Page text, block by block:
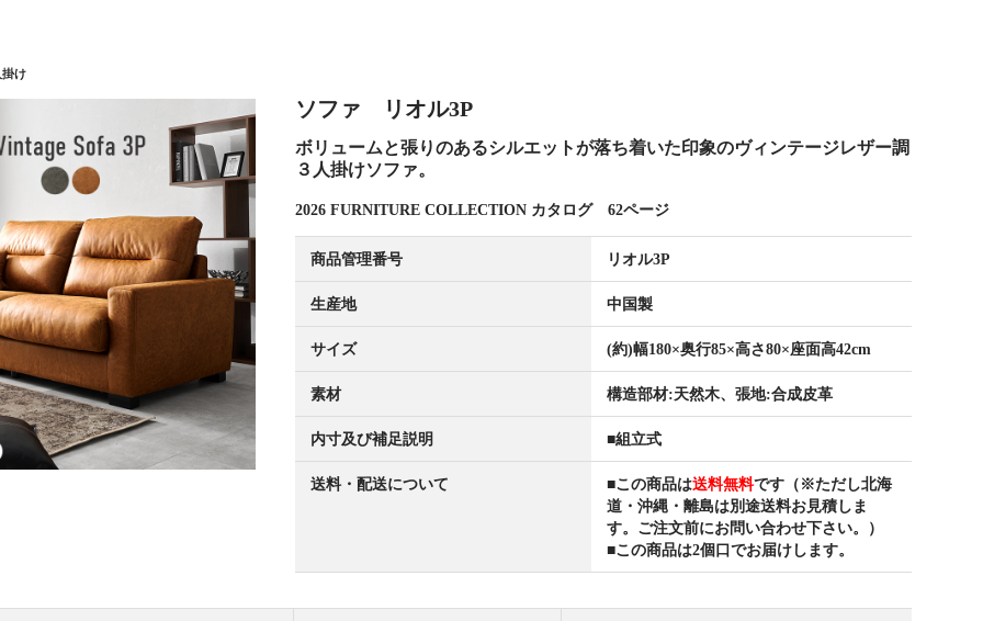
け
ソファ リオル3P
ボリュームと張りのあるシルエットが落ち着いた印象のヴィンテージレザー調
３人掛けソファ。
2026 FURNITURE COLLECTION カタログ 62ページ
商品管理番号 リオル3P
生産地 中国製
サイズ (約)幅180×奥行85×高さ80×座面高42cm
素材 構造部材:天然木、張地:合成皮革
内寸及び補足説明 ■組立式
送料・配送について ■この商品は送料無料です（※ただし北海
道・沖縄・離島は別途送料お見積しま
す。ご注文前にお問い合わせ下さい。）
■この商品は2個口でお届けします。